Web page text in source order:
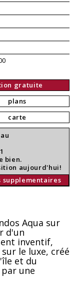
gratuite
plans
carte
bien.
aujourd'hui!
supplementaires
Aqua sur
d'un
inventif,
le luxe, créé
et du
une